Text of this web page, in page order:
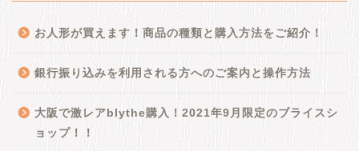
お人形が買えます！商品の種類と購入方法をご紹介！
銀行振り込みを利用される方へのご案内と操作方法
大阪で激レアblythe購入！2021年9月限定のブライスシ
ョップ！！